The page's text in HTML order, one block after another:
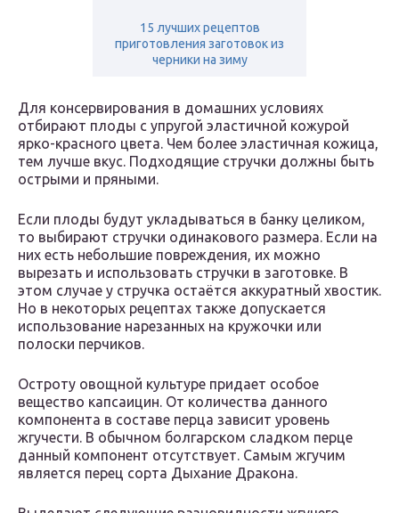
15 лучших рецептов
приготовления заготовок из
черники на зиму
Для консервирования в домашних условиях
отбирают плоды с упругой эластичной кожурой
ярко-красного цвета. Чем более эластичная кожица,
тем лучше вкус. Подходящие стручки должны быть
острыми и пряными.
Если плоды будут укладываться в банку целиком,
то выбирают стручки одинакового размера. Если на
них есть небольшие повреждения, их можно
вырезать и использовать стручки в заготовке. В
этом случае у стручка остаётся аккуратный хвостик.
Но в некоторых рецептах также допускается
использование нарезанных на кружочки или
полоски перчиков.
Остроту овощной культуре придает особое
вещество капсаицин. От количества данного
компонента в составе перца зависит уровень
жгучести. В обычном болгарском сладком перце
данный компонент отсутствует. Самым жгучим
является перец сорта Дыхание Дракона.